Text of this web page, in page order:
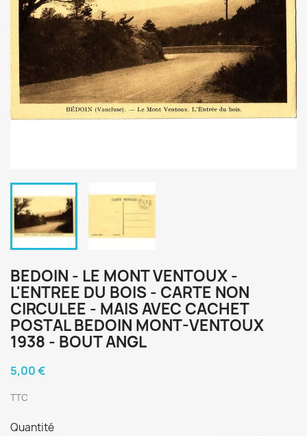
BEDOIN - LE MONT VENTOUX -
L'ENTREE DU BOIS - CARTE NON
CIRCULEE - MAIS AVEC CACHET
POSTAL BEDOIN MONT-VENTOUX
1938 - BOUT ANGL
5,00 €
TTC
Quantité